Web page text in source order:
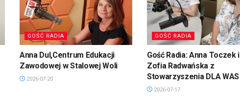
GOŚĆ RADIA
Anna Dul,Centrum Edukacji
Zawodowej w Stalowej Woli
2026-07-20
GOŚĆ RADIA
Gość Radia: Anna Toczek i
Zofia Radwańska z
Stowarzyszenia DLA WAS
2026-07-17